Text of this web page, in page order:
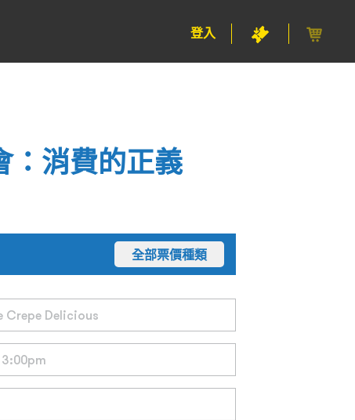
登入
：消費的正義
全部票價種類